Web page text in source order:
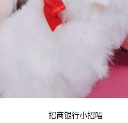
招商银行小招喵